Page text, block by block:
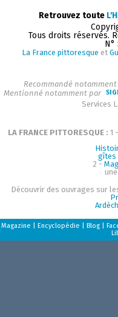
Retrouvez toute
Tous droits réservés.
N°
La France pittoresque et
Recommandé
Mentionné notamment par
Services
LA FRANCE PITTORESQUE : 1
gîtes
2 -
Découvrir des ouvrages sur
Magazine Encyclopédie Blog|